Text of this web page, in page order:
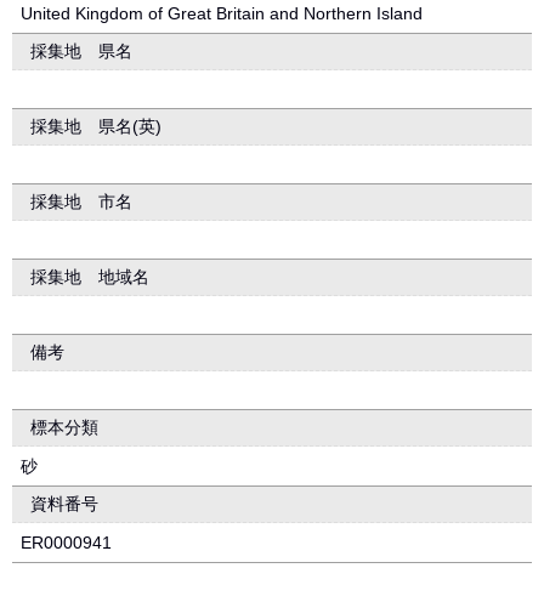
United Kingdom of Great Britain and Northern Island
採集地 県名
採集地 県名(英)
採集地 市名
採集地 地域名
備考
標本分類
砂
資料番号
ER0000941